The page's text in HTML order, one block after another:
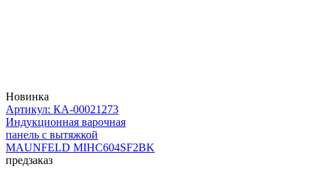
Новинка
Артикул: КА-00021273
Индукционная варочная
панель с вытяжкой
MAUNFELD MIHC604SF2BK
предзаказ